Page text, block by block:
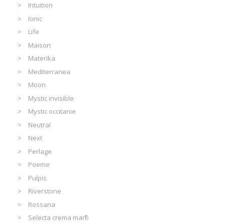
Intuition
Ionic
Life
Maison
Materika
Mediterranea
Moon
Mystic invisible
Mystic occitanie
Neutral
Next
Perlage
Poeme
Pulpis
Riverstone
Rossana
Selecta crema marfil